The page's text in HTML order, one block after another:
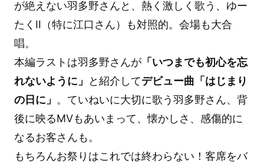
が絶えない羽多野さんと、熱く激しく歌う、ゆー
たくII（特に江口さん）も対照的。会場も大合
唱。
本編ラストは羽多野さんが「いつまでも初心を忘
れないように」
と紹介してデビュー曲「はじまり
の日に」 。ていねいに大切に歌う羽多野さん、背
後に映るMVもあいまって、懐かしさ、感傷的に
なるお客さんも。
もちろんお祭りはこれでは終わらない！客席をバ